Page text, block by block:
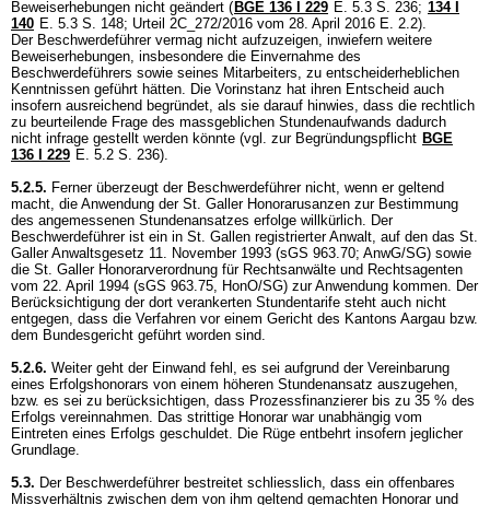
Beweiserhebungen nicht geändert ( BGE 136 I 229 E. 5.3 S. 236; 134 I
140 E. 5.3 S. 148; Urteil 2C_272/2016 vom 28. April 2016 E. 2.2).
Der Beschwerdeführer vermag nicht aufzuzeigen, inwiefern weitere
Beweiserhebungen, insbesondere die Einvernahme des
Beschwerdeführers sowie seines Mitarbeiters, zu entscheiderheblichen
Kenntnissen geführt hätten. Die Vorinstanz hat ihren Entscheid auch
insofern ausreichend begründet, als sie darauf hinwies, dass die rechtlich
zu beurteilende Frage des massgeblichen Stundenaufwands dadurch
nicht infrage gestellt werden könnte (vgl. zur Begründungspflicht BGE
136 I 229 E. 5.2 S. 236).
5.2.5. Ferner überzeugt der Beschwerdeführer nicht, wenn er geltend
macht, die Anwendung der St. Galler Honorarusanzen zur Bestimmung
des angemessenen Stundenansatzes erfolge willkürlich. Der
Beschwerdeführer ist ein in St. Gallen registrierter Anwalt, auf den das St.
Galler Anwaltsgesetz 11. November 1993 (sGS 963.70; AnwG/SG) sowie
die St. Galler Honorarverordnung für Rechtsanwälte und Rechtsagenten
vom 22. April 1994 (sGS 963.75, HonO/SG) zur Anwendung kommen. Der
Berücksichtigung der dort verankerten Stundentarife steht auch nicht
entgegen, dass die Verfahren vor einem Gericht des Kantons Aargau bzw.
dem Bundesgericht geführt worden sind.
5.2.6. Weiter geht der Einwand fehl, es sei aufgrund der Vereinbarung
eines Erfolgshonorars von einem höheren Stundenansatz auszugehen,
bzw. es sei zu berücksichtigen, dass Prozessfinanzierer bis zu 35 % des
Erfolgs vereinnahmen. Das strittige Honorar war unabhängig vom
Eintreten eines Erfolgs geschuldet. Die Rüge entbehrt insofern jeglicher
Grundlage.
5.3. Der Beschwerdeführer bestreitet schliesslich, dass ein offenbares
Missverhältnis zwischen dem von ihm geltend gemachten Honorar und